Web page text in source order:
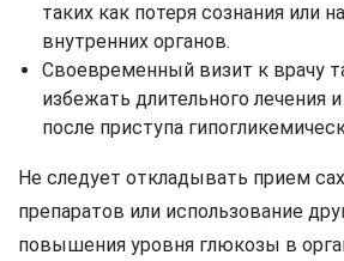
таких как потеря сознания или
внутренних органов.
Своевременный визит к врачу
избежать длительного лечения
после приступа
Не следует откладывать прием
препаратов или использование
повышения уровня глюкозы в